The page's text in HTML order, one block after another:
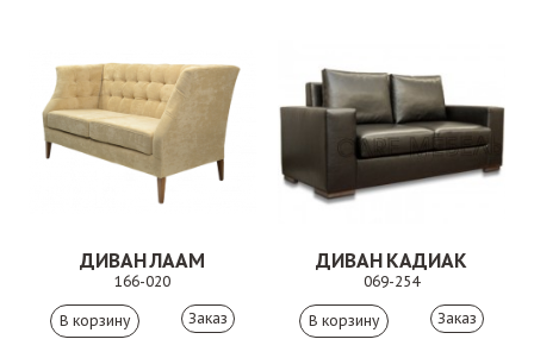
ДИВАН ЛААМ
166-020
Заказ
ДИВАН КАДИАК
069-254
Заказ